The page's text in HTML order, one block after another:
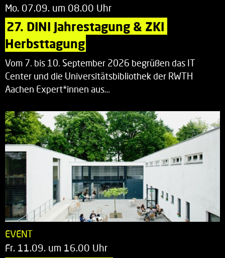
Mo. 07.09. um 08.00 Uhr
27. DINI Jahrestagung & ZKI
Herbsttagung
Vom 7. bis 10. September 2026 begrüßen das IT
Center und die Universitätsbibliothek der RWTH
Aachen Expert*innen aus…
EVENT
Fr. 11.09. um 16.00 Uhr